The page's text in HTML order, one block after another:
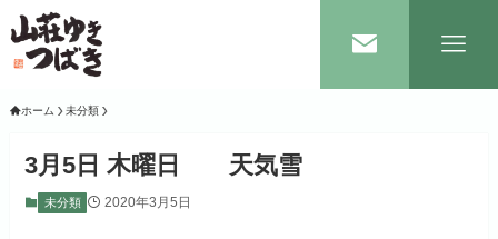
ホーム 未分類
3月5日 木曜日 天気雪
未分類 2020年3月5日